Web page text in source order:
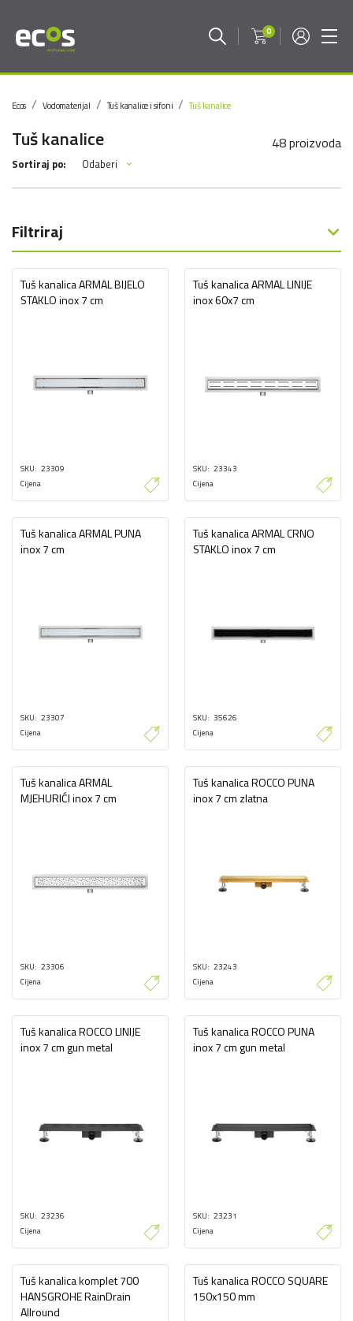
0
Ecos Vodomaterijal Tuš kanalice i sifoni Tuš kanalice
Tuš kanalice 48 proizvoda
Sortiraj po: Odaberi
Filtriraj
Tuš kanalica ARMAL BIJELO
STAKLO inox 7 cm
SKU 23309
Cijena
Tuš kanalica ARMAL LINIJE
inox 60x7 cm
SKU 23343
Cijena
Tuš kanalica ARMAL PUNA
inox 7 cm
SKU 23307
Cijena
Tuš kanalica ARMAL CRNO
STAKLO inox 7 cm
SKU 35626
Cijena
Tuš kanalica ARMAL
MJEHURIĆI inox 7 cm
SKU 23306
Cijena
Tuš kanalica ROCCO PUNA
inox 7 cm zlatna
SKU 23243
Cijena
Tuš kanalica ROCCO LINIJE
inox 7 cm gun metal
SKU 23236
Cijena
Tuš kanalica ROCCO PUNA
inox 7 cm gun metal
SKU 23231
Cijena
Tuš kanalica komplet 700
HANSGROHE RainDrain
Allround
Tuš kanalica ROCCO SQUARE
150x150 mm